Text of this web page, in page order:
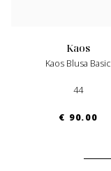
kaos
Kaos Blusa Basic
44
€ 90.00